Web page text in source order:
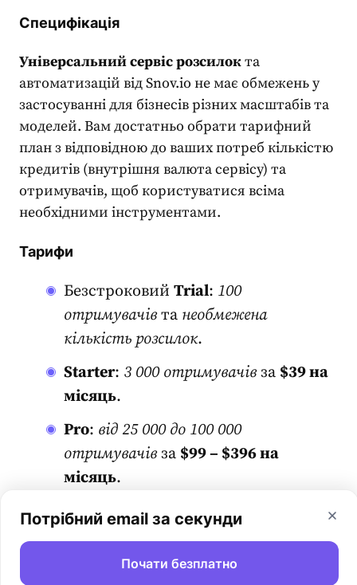
Специфікація
Універсальнийсервіс розсилокта
автоматизацій від Snov.io не має обмежень у
застосуванні для бізнесів різних масштабів та
моделей. Вам достатньо обрати тарифний
план з відповідною до ваших потреб кількістю
кредитів (внутрішня валюта сервісу) та
отримувачів, щоб користуватися всіма
необхідними інструментами.
Тарифи
Безстроковий Trial: 100
отримувачівта необмежена
кількість розсилок.
Starter: 3 000 отримувачівза $39 на
місяць.
Pro: від 25 000 до 100 000
отримувачівза $99 – $396 на
місяць.
Ultra :200 000 отримувачів за
Custom Ultra: від 400 000
Потрібний email за секунди
Почати безплатно